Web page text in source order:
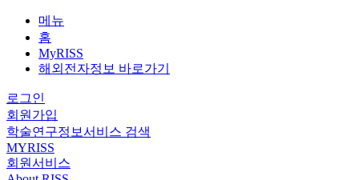
메뉴
홈
MyRISS
해외전자정보 바로가기
로그인
회원가입
학술연구정보서비스 검색
MYRISS
회원서비스